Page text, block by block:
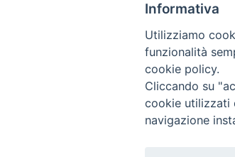
Primo PianoInformativa
Utilizziamo
funzionalità
cookie policy.
Cliccando su
cookie utilizzati
navigazione